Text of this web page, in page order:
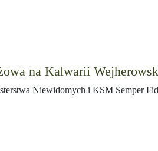
na Kalwarii
Niewidomych i KSM Semper